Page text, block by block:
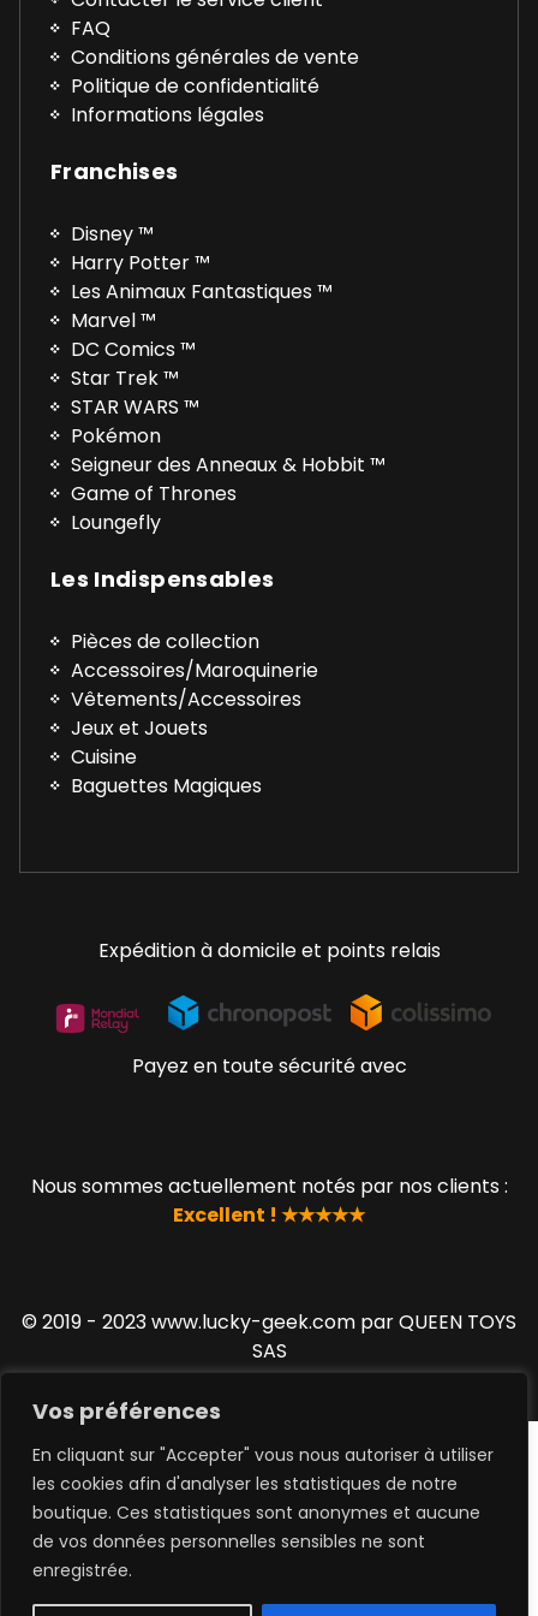
Vos préférences
En cliquant sur "Accepter" vous nous autoriser à utiliser
les cookies afin d'analyser les statistiques de notre
boutique. Ces statistiques sont anonymes et aucune
de vos données personnelles sensibles ne sont
enregistrée.
FAQ
Conditions générales de vente
Politique de confidentialité
Informations légales
Franchises
Disney ™
Harry Potter ™
Les Animaux Fantastiques ™
Marvel ™
DC Comics ™
Star Trek ™
STAR WARS ™
Pokémon
Seigneur des Anneaux & Hobbit ™
Game of Thrones
Loungefly
Les Indispensables
Pièces de collection
Accessoires/Maroquinerie
Vêtements/Accessoires
Jeux et Jouets
Cuisine
Baguettes Magiques
Expédition à domicile et points relais
Payez en toute sécurité avec
Nous sommes actuellement notés par nos clients :
Excellent ! ★★★★★
© 2019 - 2023 www.lucky-geek.com par QUEEN TOYS
SAS
0